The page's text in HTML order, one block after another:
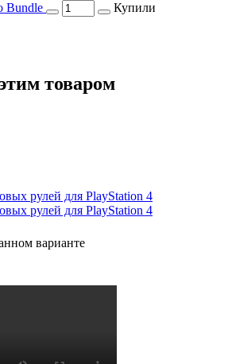
Bundle
Купили
товаром
рулей для PlayStation 4
рулей для PlayStation 4
варианте